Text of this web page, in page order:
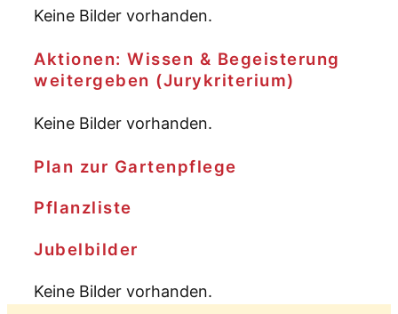
Keine Bilder vorhanden.
Aktionen: Wissen & Begeisterung
weitergeben (Jurykriterium)
Keine Bilder vorhanden.
Plan zur Gartenpflege
Pflanzliste
Jubelbilder
Keine Bilder vorhanden.